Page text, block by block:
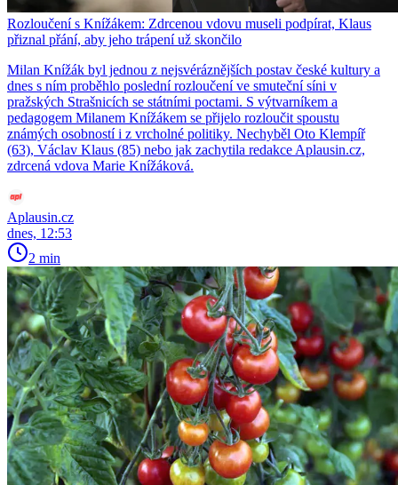
Rozloučení s Knížákem: Zdrcenou vdovu museli podpírat, Klaus
přiznal přání, aby jeho trápení už skončilo
Milan Knížák byl jednou z nejsvéráznějších postav české kultury a
dnes s ním proběhlo poslední rozloučení ve smuteční síni v
pražských Strašnicích se státními poctami. S výtvarníkem a
pedagogem Milanem Knížákem se přijelo rozloučit spoustu
známých osobností i z vrcholné politiky. Nechyběl Oto Klempíř
(63), Václav Klaus (85) nebo jak zachytila redakce Aplausin.cz,
zdrcená vdova Marie Knížáková.
Aplausin.cz
dnes, 12:53
2 min